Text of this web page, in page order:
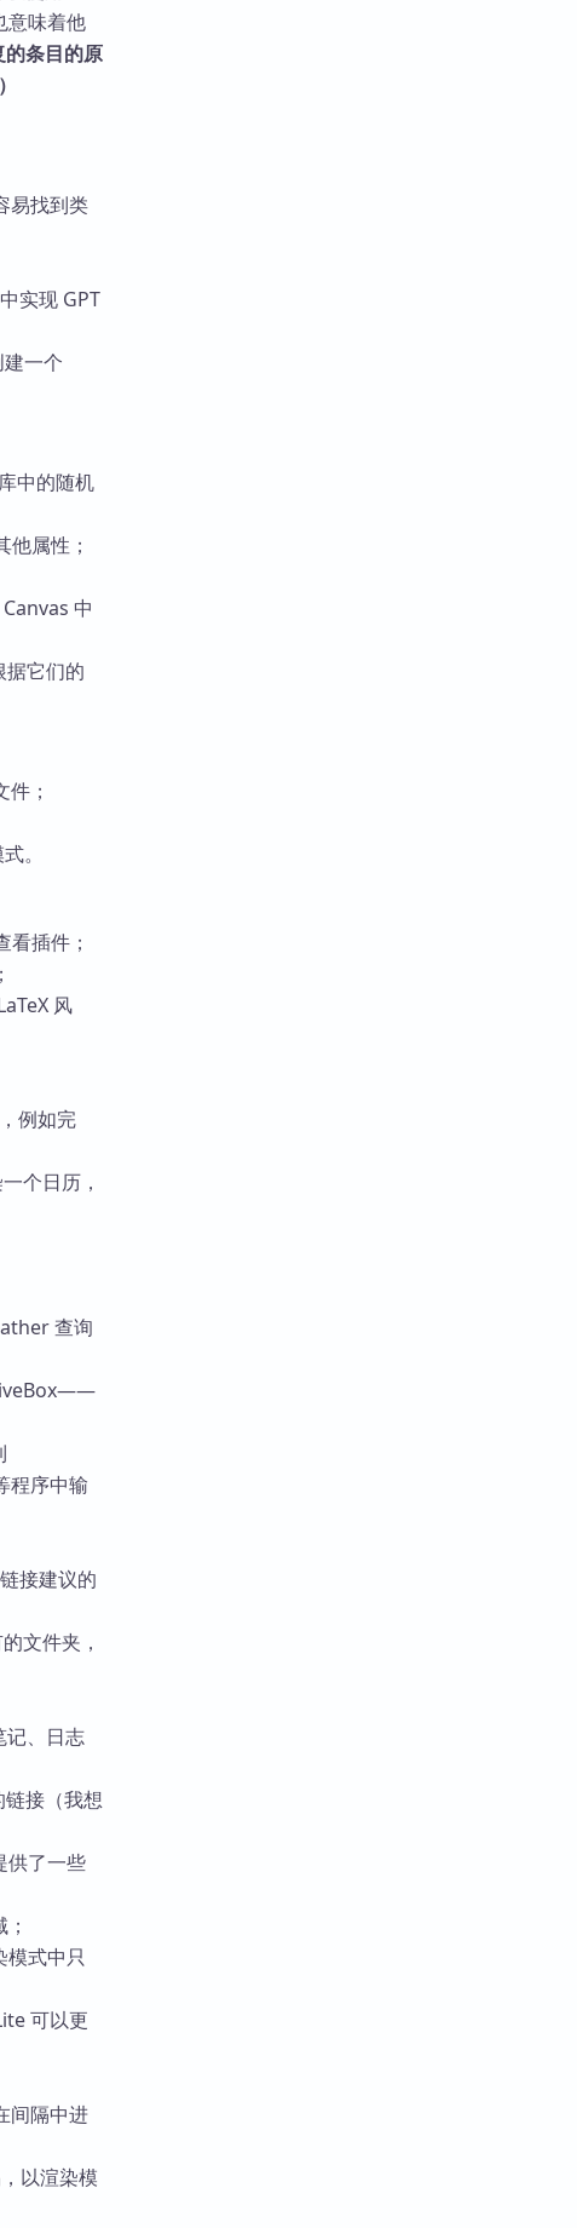
意味着他
的条目的原
易找到类
实现 GPT
一个
中的随机
他属性；
中
据它们的
；
。
插件；
风
例如完
个日历，
查询
程序中输
接建议的
文件夹，
、日志
接（我想
供了一些
式中只
可以更
间隔中进
以渲染模